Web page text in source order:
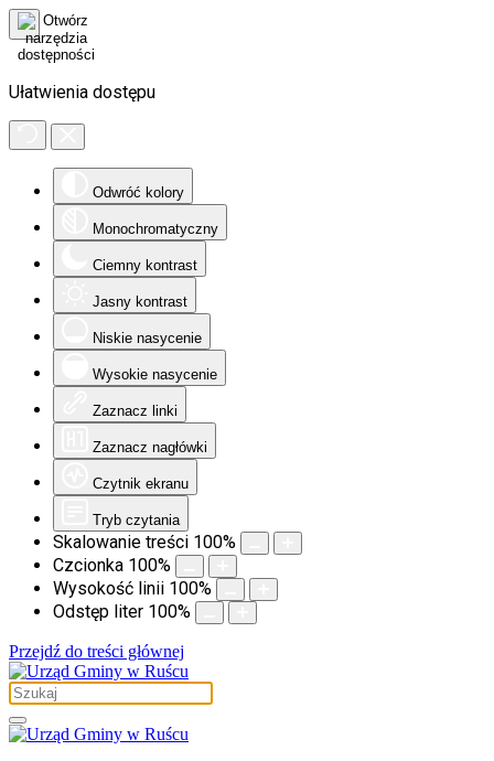
Ułatwienia dostępu
Odwróć kolory
Monochromatyczny
Ciemny kontrast
Jasny kontrast
Niskie nasycenie
Wysokie nasycenie
Zaznacz linki
Zaznacz nagłówki
Czytnik ekranu
Tryb czytania
Skalowanie treści 100%
Czcionka 100%
Wysokość linii 100%
Odstęp liter 100%
Przejdź do treści głównej